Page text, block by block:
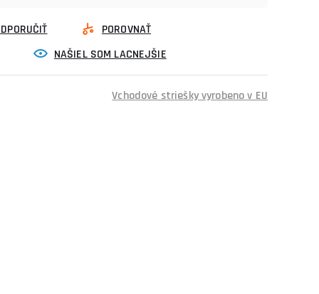
POROVNAŤ
NAŠIEL SOM LACNEJŠIE
Vchodové striešky vyrobeno v EU